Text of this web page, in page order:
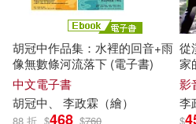
胡冠中作品集：水裡的回音+雨
像無數條河流落下 (電子書)
中文電子書
胡冠中、 李政霖 （繪）
88 折 $468 $760
從
家
影
李
$